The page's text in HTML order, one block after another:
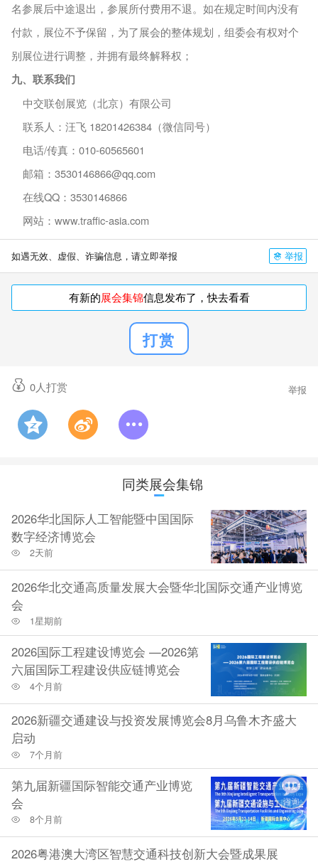
名参展后中途退出，参展所付费用不退。如在规定时间内没有
付款，展位不予保留，为了展会的整体规划，组委会有权对个
别展位进行调整，并拥有最终解释权；
九、联系我们
中交联创展览（北京）有限公司
联系人：汪飞 18201426384（微信同号）
电话/传真：010-60565601
邮箱： 3530146866@qq.com
在线QQ：3530146866
网站： www.traffic-asia.com
如遇无效、虚假、诈骗信息，请立即举报 举报
有新的展会集锦信息发布了，快去看看
打赏
0人打赏 举报
同类展会集锦
2026华北国际人工智能暨中国国际
数字经济博览会
2天前
2026华北交通高质量发展大会暨华北国际交通产业博览
会
1星期前
2026国际工程建设博览会 —2026第
六届国际工程建设供应链博览会
4个月前
2026新疆交通建设与投资发展博览会8月乌鲁木齐盛大
启动
7个月前
第九届新疆国际智能交通产业博览
会
8个月前
2026粤港澳大湾区智慧交通科技创新大会暨成果展